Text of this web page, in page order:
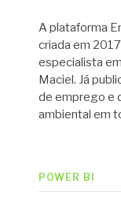
A plataforma
criada em
especialista
Maciel. Já
de emprego e
ambiental em
POWER BI